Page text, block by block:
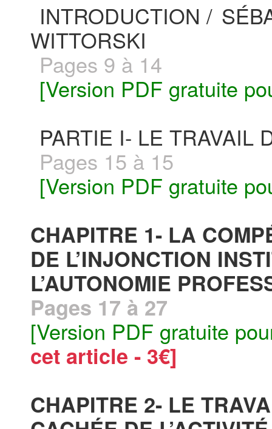
INTRODUCTION /
WITTORSKI
Pages 9 à 14
[Version PDF gratuite
PARTIE I- LE TRAVAIL
Pages 15 à 15
[Version PDF gratuite
CHAPITRE 1- LA
DE L’INJONCTION
L’AUTONOMIE
Pages 17 à 27
[Version PDF gratuite
cet article - 3€]
CHAPITRE 2- LE